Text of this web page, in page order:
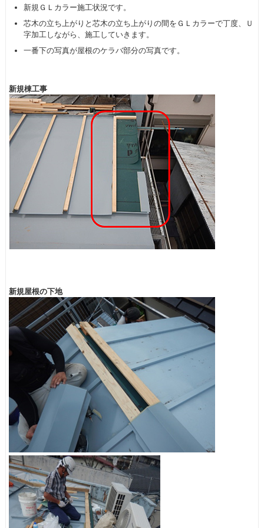
新規ＧＬカラー施工状況です。
芯木の立ち上がりと芯木の立ち上がりの間をＧＬカラーで丁度、Ｕ
字加工しながら、施工していきます。
一番下の写真が屋根のケラバ部分の写真です。
新規棟工事
新規屋根の下地